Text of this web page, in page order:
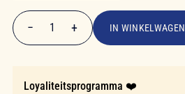
€ 7,20
− 1 + IN WINKELWAGEN
Loyaliteitsprogramma ❤️